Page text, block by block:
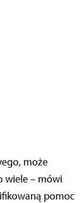
może
wiele – mówi
pomoc